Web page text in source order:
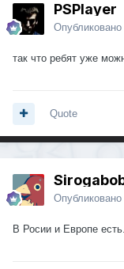
PSPlayer
Опубликовано
так что ребят уже
Quote
Опубликовано
В Росии и Европе